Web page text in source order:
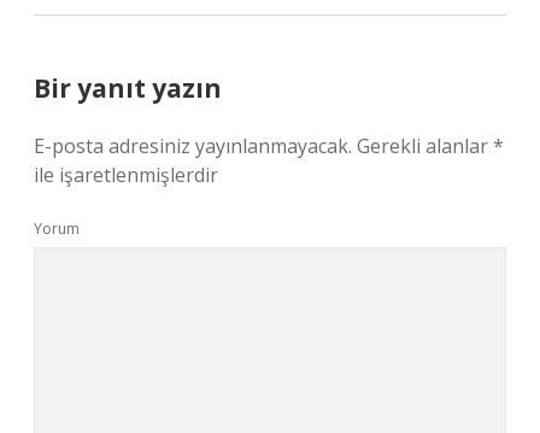
Bir yanıt yazın
E-posta adresiniz yayınlanmayacak. Gerekli alanlar*
ile işaretlenmişlerdir
Yorum